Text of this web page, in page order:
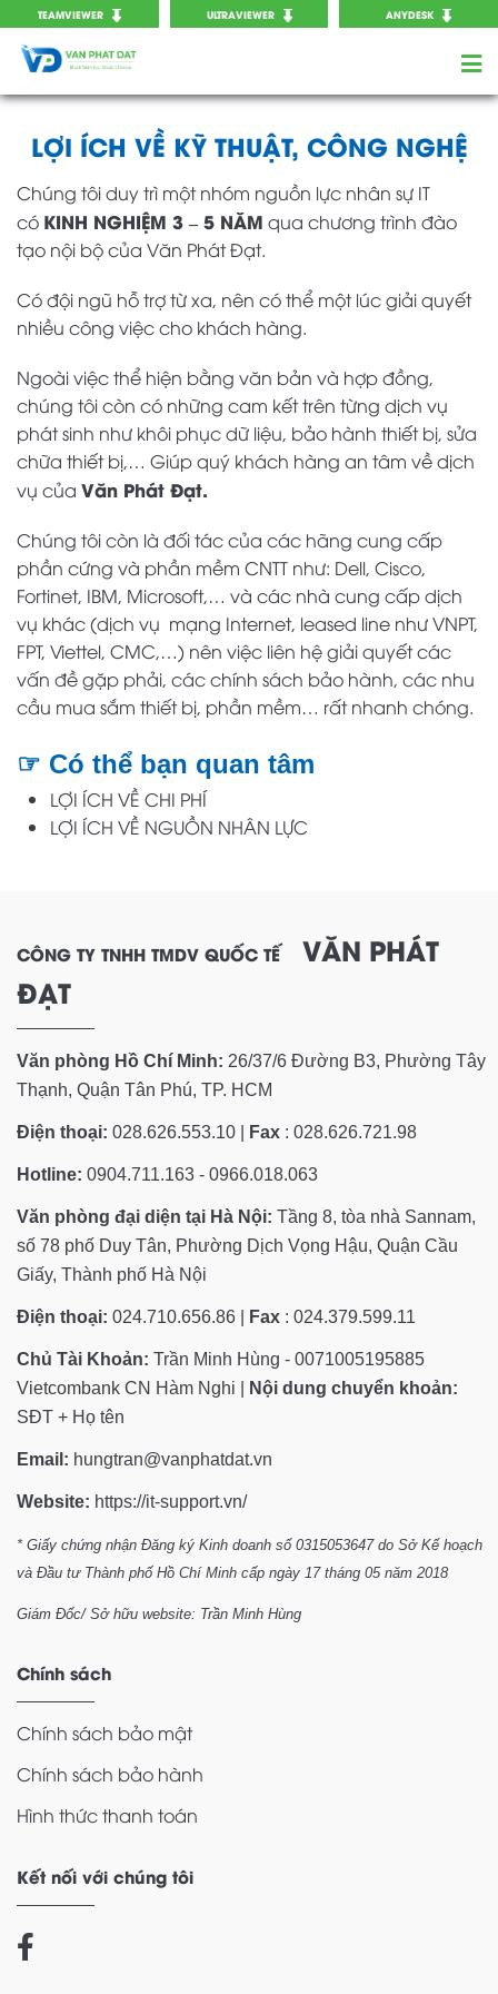
TEAMVIEWER ULTRAVIEWER ANYDESK
LỢI ÍCH VỀ KỸ THUẬT, CÔNG NGHỆ
Chúng tôi duy trì một nhóm nguồn lực nhân sự IT
có KINH NGHIỆM 3 – 5 NĂM qua chương trình đào
tạo nội bộ của Văn Phát Đạt.
Có đội ngũ hỗ trợ từ xa, nên có thể một lúc giải quyết
nhiều công việc cho khách hàng.
Ngoài việc thể hiện bằng văn bản và hợp đồng,
chúng tôi còn có những cam kết trên từng dịch vụ
phát sinh như khôi phục dữ liệu, bảo hành thiết bị, sửa
chữa thiết bị,… Giúp quý khách hàng an tâm về dịch
vụ của Văn Phát Đạt.
Chúng tôi còn là đối tác của các hãng cung cấp
phần cứng và phần mềm CNTT như: Dell, Cisco,
Fortinet, IBM, Microsoft,… và các nhà cung cấp dịch
vụ khác (dịch vụ mạng Internet, leased line như VNPT,
FPT, Viettel, CMC,…) nên việc liên hệ giải quyết các
vấn đề gặp phải, các chính sách bảo hành, các nhu
cầu mua sắm thiết bị, phần mềm… rất nhanh chóng.
☞ Có thể bạn quan tâm
LỢI ÍCH VỀ CHI PHÍ
LỢI ÍCH VỀ NGUỒN NHÂN LỰC
CÔNG TY TNHH TMDV QUỐC TẾ
VĂN PHÁT
ĐẠT
Văn phòng Hồ Chí Minh: 26/37/6 Đường B3, Phường Tây
Thạnh, Quận Tân Phú, TP. HCM
Điện thoại: 028.626.553.10 | Fax : 028.626.721.98
Hotline: 0904.711.163 - 0966.018.063
Văn phòng đại diện tại Hà Nội: Tầng 8, tòa nhà Sannam,
số 78 phố Duy Tân, Phường Dịch Vọng Hậu, Quận Cầu
Giấy, Thành phố Hà Nội
Điện thoại: 024.710.656.86 | Fax : 024.379.599.11
Chủ Tài Khoản: Trần Minh Hùng - 0071005195885
Vietcombank CN Hàm Nghi |
Nội dung chuyển khoản:
SĐT + Họ tên
Email: hungtran@vanphatdat.vn
Website: https://it-support.vn/
* Giấy chứng nhận Đăng ký Kinh doanh số 0315053647 do Sở Kế hoạch
và Đầu tư Thành phố Hồ Chí Minh cấp ngày 17 tháng 05 năm 2018
Giám Đốc/ Sở hữu website: Trần Minh Hùng
Chính sách
Chính sách bảo mật
Chính sách bảo hành
Hình thức thanh toán
Kết nối với chúng tôi